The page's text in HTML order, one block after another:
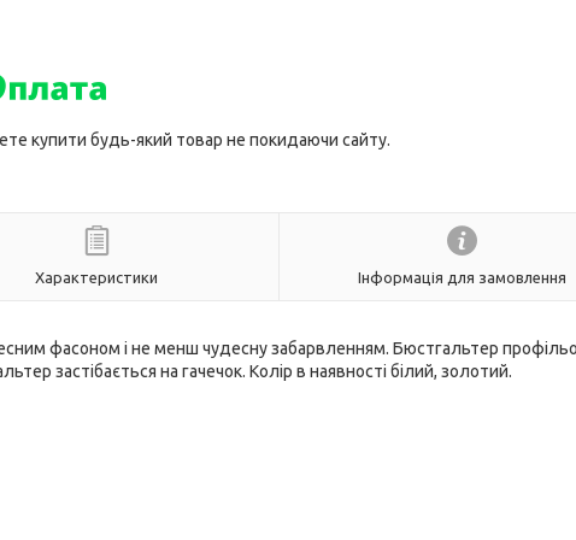
купити будь-який товар не покидаючи сайту.
Характеристики Інформація для замовлення
фасоном і не менш чудесну забарвленням. Бюстгальтер
застібається на гачечок. Колір в наявності білий, золотий.